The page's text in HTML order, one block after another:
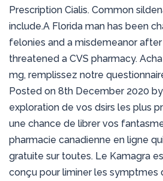
Prescription Cialis. Common
include.A Florida man has been
felonies and a misdemeanor
threatened a CVS pharmacy.
mg, remplissez notre
Posted on 8th December 2020
exploration de vos dsirs les plus
une chance de librer vos
pharmacie canadienne en ligne
gratuite sur toutes. Le Kamagra
conçu pour liminer les symptmes